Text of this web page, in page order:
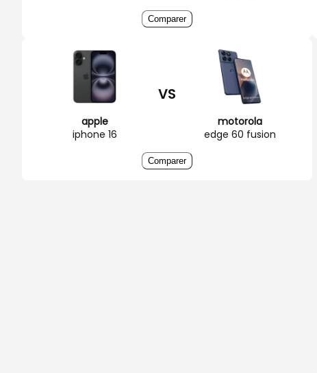
Comparer
apple
iphone 16
VS
motorola
edge 60 fusion
Comparer